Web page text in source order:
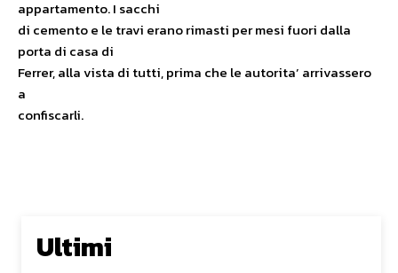
appartamento. I sacchi
di cemento e le travi erano rimasti per mesi fuori dalla
porta di casa di
Ferrer, alla vista di tutti, prima che le autorita’ arrivassero
a
confiscarli.
Ultimi